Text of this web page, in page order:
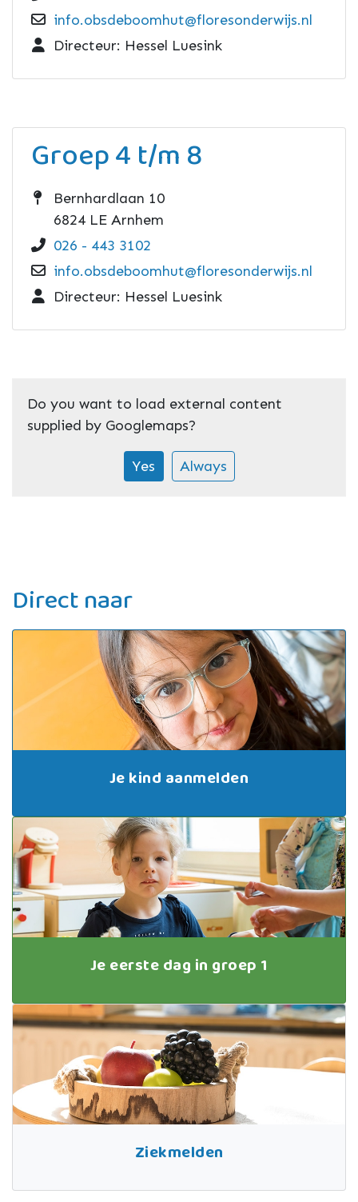
info.obsdeboomhut@floresonderwijs.nl
Directeur: Hessel Luesink
Groep 4 t/m 8
Bernhardlaan 10
6824 LE Arnhem
026 - 443 3102
info.obsdeboomhut@floresonderwijs.nl
Directeur: Hessel Luesink
Do you want to load external content
supplied by Googlemaps?
Yes Always
Direct naar
Je kind aanmelden
Je eerste dag in groep 1
Ziekmelden